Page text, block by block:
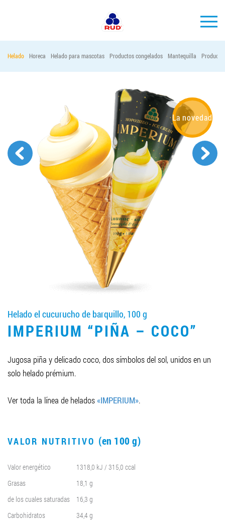
PRODUCCIÓN
EMPRESA
Horeca
Contactos
Vacantes
PEDIR PRODUCTOS "RUD":
LLEGAR A SER SOCIO
0412 48 28 17
0412 42 29 23
Helado Horeca Helado para mascotas Productos congelados Mantequilla
La novedad
Helado el cucurucho de barquillo, 100 g
IMPERIUM “PIÑA – COCO”
Jugosa piña y delicado coco, dos símbolos del sol, unidos en un
solo helado prémium.
Ver toda la línea de helados«IMPERIUM».
VALOR NUTRITIVO (en 100 g)
Valor energético
1318,0 kJ / 315,0 ccal
Grasas
18,1 g
de los cuales saturadas
16,3 g
Carbohidratos
34,4 g